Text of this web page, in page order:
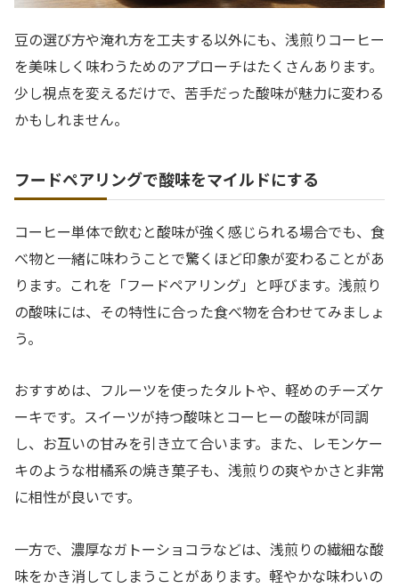
豆の選び方や淹れ方を工夫する以外にも、浅煎りコーヒー
を美味しく味わうためのアプローチはたくさんあります。
少し視点を変えるだけで、苦手だった酸味が魅力に変わる
かもしれません。
フードペアリングで酸味をマイルドにする
コーヒー単体で飲むと酸味が強く感じられる場合でも、食
べ物と一緒に味わうことで驚くほど印象が変わることがあ
ります。これを「フードペアリング」と呼びます。浅煎り
の酸味には、その特性に合った食べ物を合わせてみましょ
う。
おすすめは、フルーツを使ったタルトや、軽めのチーズケ
ーキです。スイーツが持つ酸味とコーヒーの酸味が同調
し、お互いの甘みを引き立て合います。また、レモンケー
キのような柑橘系の焼き菓子も、浅煎りの爽やかさと非常
に相性が良いです。
一方で、濃厚なガトーショコラなどは、浅煎りの繊細な酸
味をかき消してしまうことがあります。軽やかな味わいの